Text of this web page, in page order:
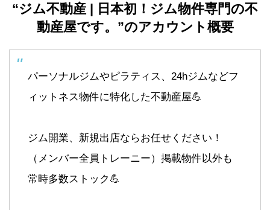
“ジム不動産 | 日本初！ジム物件専門の不
動産屋です。”のアカウント概要
パーソナルジムやピラティス、24hジムなどフ
ィットネス物件に特化した不動産屋💪
ジム開業、新規出店ならお任せください！
（メンバー全員トレーニー）掲載物件以外も
常時多数ストック💪